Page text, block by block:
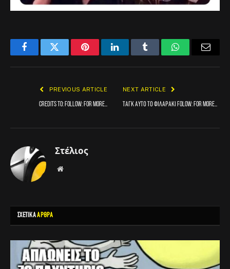
FacebookTwitter PinterestLinkedInTumblr WhatsApp
PREVIOUS ARTICLE
Credits to: FOLLOW: for more…
NEXT ARTICLE
Ταγκ αυτο το φιλαρακι FOLOW: for more…
Στέλιος
Website
ΣΧΕΤΙΚΑΑΡΘΡΑ